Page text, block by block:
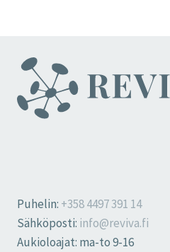
Puhelin: +358 4497 391 14
Sähköposti: info@reviva.fi
Aukioloajat: ma-to 9-16